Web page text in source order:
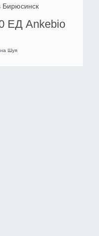
Бирюсинск
ЕД Ankebio
Шуя